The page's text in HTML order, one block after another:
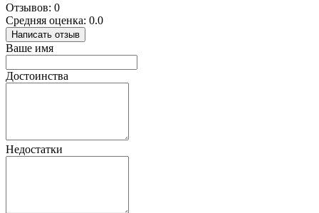
Отзывов: 0
Средняя оценка: 0.0
Написать отзыв
Ваше имя
Достоинства
Недостатки